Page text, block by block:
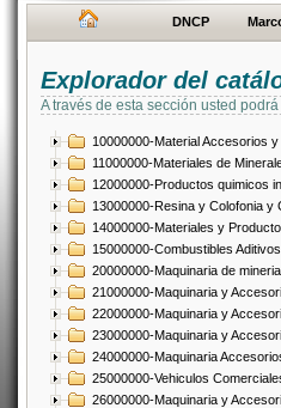
DNCP
Explorador del
A través de esta sección usted
10000000-Material Accesorios
11000000-Materiales de
12000000-Productos quimicos
13000000-Resina y Colofonia y
14000000-Materiales y
15000000-Combustibles
20000000-Maquinaria de
21000000-Maquinaria y
22000000-Maquinaria y
23000000-Maquinaria y
24000000-Maquinaria
25000000-Vehiculos
26000000-Maquinaria y